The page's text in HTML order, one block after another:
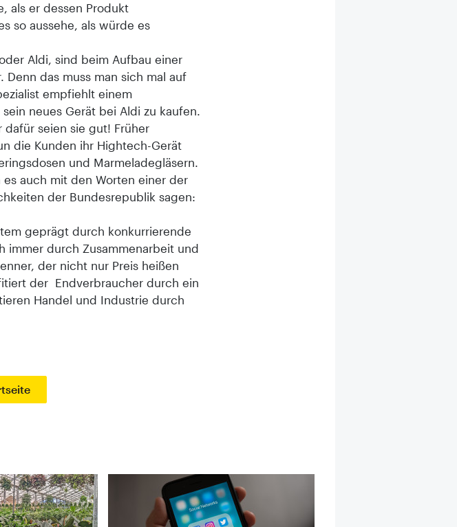
als er dessen Produkt
so aussehe, als würde es
Aldi, sind beim Aufbau einer
das muss man sich mal auf
empfiehlt einem
neues Gerät bei Aldi zu kaufen.
seien sie gut! Früher
die Kunden ihr Hightech-Gerät
und Marmeladegläsern.
auch mit den Worten einer der
der Bundesrepublik sagen:
geprägt durch konkurrierende
immer durch Zusammenarbeit und
der nicht nur Preis heißen
der Endverbraucher durch ein
Handel und Industrie durch